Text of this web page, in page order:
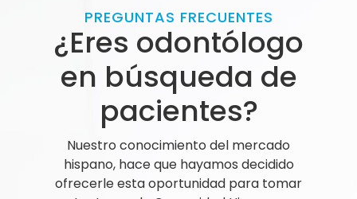
PREGUNTAS FRECUENTES
¿Eres odontólogo
en búsqueda de
pacientes?
Nuestro conocimiento del mercado
hispano, hace que hayamos decidido
ofrecerle esta oportunidad para tomar